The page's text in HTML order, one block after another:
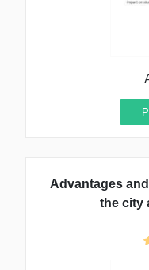
Advantages
the city